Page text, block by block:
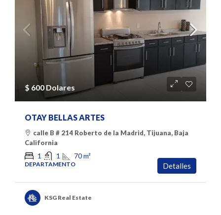
$ 600 Dolares
OTAY BELLAS ARTES
calle B # 214 Roberto de la Madrid, Tijuana, Baja
California
1 1 70m²
DEPARTAMENTO Detalles
KSG Real Estate